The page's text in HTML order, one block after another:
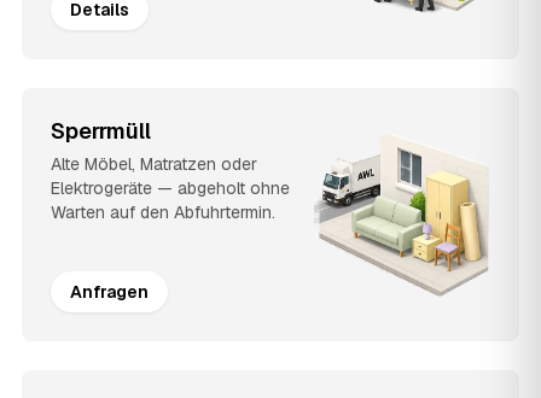
Details
Sperrmüll
Alte Möbel, Matratzen oder
Elektrogeräte — abgeholt ohne
Warten auf den Abfuhrtermin.
Anfragen